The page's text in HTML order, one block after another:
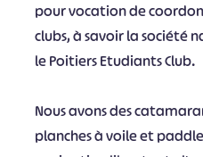
pour vocation de
clubs, à savoir la société
le Poitiers Etudiants Club.
Nous avons des
planches à voile et